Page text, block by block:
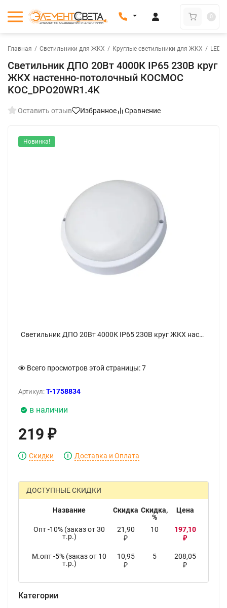
0
Главная / Светильники для ЖКХ / Круглые светильники для ЖКХ / LED
Светильник ДПО 20Вт 4000К IP65 230В круг
ЖКХ настенно-потолочный КОСМОС
KOC_DPO20WR1.4K
Оставить отзыв Избранное Сравнение
Новинка!
Светильник ДПО 20Вт 4000К IP65 230В круг ЖКХ настенно-потолочный КОСМОС KOC_DPO20WR1.4K - фото
Всего просмотров этой страницы:7
Артикул: T-1758834
в наличии
219 ₽
Скидки Доставка и Оплата
ДОСТУПНЫЕ СКИДКИ
Название Скидка Скидка,
%
Цена
Опт -10% (заказ от 30
т.р.)
21,90
₽
10 197,10
₽
М.опт -5% (заказ от 10
т.р.)
10,95
₽
5 208,05
₽
Категории